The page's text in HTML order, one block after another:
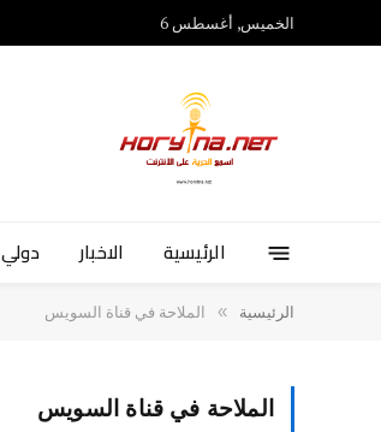
الخميس, أغسطس 6
الرئيسية الاخبار دولي
الرئيسية » الملاحة في قناة السويس
الملاحة في قناة السويس